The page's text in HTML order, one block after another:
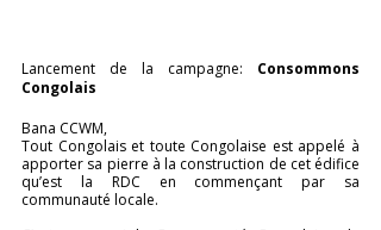
Lancement de la campagne: Consommons
Congolais
Bana CCWM,
Tout Congolais et toute Congolaise est appelé à
apporter sa pierre à la construction de cet édifice
qu’est la RDC en commençant par sa
communauté locale.